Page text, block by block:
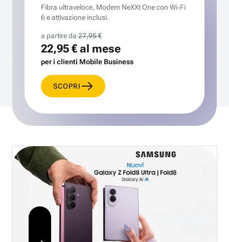
Fibra ultraveloce, Modem NeXXt One con Wi‑Fi
6 e attivazione inclusi.
a partire da 27,95 €
22,95 €al mese
per i clienti Mobile Business
SCOPRI